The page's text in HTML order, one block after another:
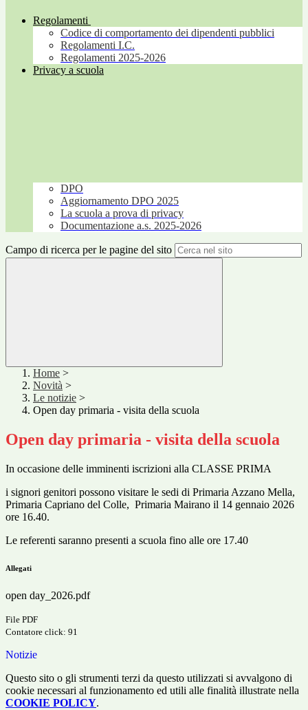
Regolamenti
Codice di comportamento dei dipendenti pubblici
Regolamenti I.C.
Regolamenti 2025-2026
Privacy a scuola
DPO
Aggiornamento DPO 2025
La scuola a prova di privacy
Documentazione a.s. 2025-2026
Campo di ricerca per le pagine del sito
Home >
Novità >
Le notizie >
Open day primaria - visita della scuola
Open day primaria - visita della scuola
In occasione delle imminenti iscrizioni alla CLASSE PRIMA
i signori genitori possono visitare le sedi di Primaria Azzano Mella,
Primaria Capriano del Colle, Primaria Mairano il 14 gennaio 2026
ore 16.40.
Le referenti saranno presenti a scuola fino alle ore 17.40
Allegati
open day_2026.pdf
File PDF
Contatore click: 91
Notizie
Questo sito o gli strumenti terzi da questo utilizzati si avvalgono di
cookie necessari al funzionamento ed utili alle finalità illustrate nella
COOKIE POLICY.